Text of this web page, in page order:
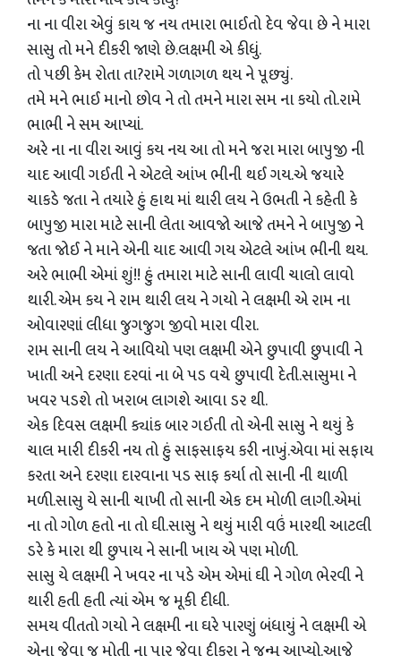
ના ના વીરા એવું કાય જ નય તમારા ભાઈતો દેવ જેવા છે ને મારા
સાસુ તો મને દીકરી જાણે છે.લક્ષમી એ કીધું.
તો પછી કેમ રોતા તા?રામે ગળાગળ થય ને પૂછ્યું.
તમે મને ભાઈ માનો છોવ ને તો તમને મારા સમ ના કયો તો.રામે
ભાભી ને સમ આપ્યાં.
અરે ના ના વીરા આવું કય નય આ તો મને જરા મારા બાપુજી ની
યાદ આવી ગઈતી ને એટલે આંખ ભીની થઈ ગય.એ જયારે
ચાકડે જતા ને તયારે હું હાથ માં થારી લય ને ઉભતી ને કહેતી કે
બાપુજી મારા માટે સાની લેતા આવજો આજે તમને ને બાપુજી ને
જતા જોઈ ને માને એની યાદ આવી ગય એટલે આંખ ભીની થય.
અરે ભાભી એમાં શું!! હું તમારા માટે સાની લાવી ચાલો લાવો
થારી. એમ કય ને રામ થારી લય ને ગયો ને લક્ષમી એ રામ ના
ઓવારણાં લીધા જુગજુગ જીવો મારા વીરા.
રામ સાની લય ને આવિયો પણ લક્ષમી એને છુપાવી છુપાવી ને
ખાતી અને દરણા દરવાં ના બે પડ વચે છુપાવી દેતી.સાસુમા ને
ખવર પડશે તો ખરાબ લાગશે આવા ડર થી.
એક દિવસ લક્ષમી ક્યાંક બાર ગઈતી તો એની સાસુ ને થયું કે
ચાલ મારી દીકરી નય તો હું સાફસાફય કરી નાખું.એવા માં સફાય
કરતા અને દરણા દારવાના પડ સાફ કર્યા તો સાની ની થાળી
મળી.સાસુ યે સાની ચાખી તો સાની એક દમ મોળી લાગી.એમાં
ના તો ગોળ હતો ના તો ઘી.સાસુ ને થયું મારી વઉં મારથી આટલી
ડરે કે મારા થી છુપાય ને સાની ખાય એ પણ મોળી.
સાસુ યે લક્ષમી ને ખવર ના પડે એમ એમાં ઘી ને ગોળ ભેરવી ને
થારી હતી હતી ત્યાં એમ જ મૂકી દીધી.
સમય વીતતો ગયો ને લક્ષમી ના ઘરે પારણું બંધાયું ને લક્ષમી એ